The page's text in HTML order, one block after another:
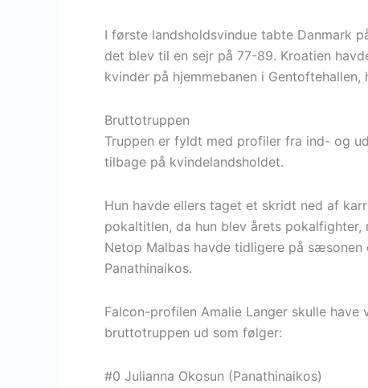
I første landsholdsvindue tabte Danmark
det blev til en sejr på 77-89. Kroatien
kvinder på hjemmebanen i
Bruttotruppen
Truppen er fyldt med profiler fra ind- og
tilbage på kvindelandsholdet.
Hun havde ellers taget et skridt ned af
pokaltitlen, da hun blev årets
Netop Malbas havde tidligere på
Panathinaikos.
Falcon-profilen Amalie Langer skulle
bruttotruppen ud som følger:
#0 Julianna Okosun (Panathinaikos)